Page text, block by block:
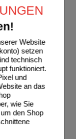
Website
setzen
technisch
funktioniert.
und
an das
wie Sie
den Shop